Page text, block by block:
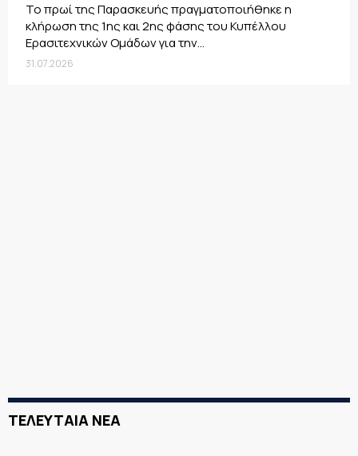
Το πρωί της Παρασκευής πραγματοποιήθηκε η
κλήρωση της 1ης και 2ης φάσης του Κυπέλλου
Ερασιτεχνικών Ομάδων για την...
31.07.2026
ΤΕΛΕΥΤΑΙΑ ΝΕΑ